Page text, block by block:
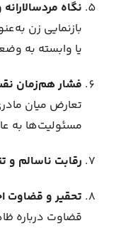
نگاه
بازنمایی زن
یا وابسته به
فشار هم‌زمان
تعارض میان
مسئولیت‌ها به
رقابت ناسالم و
تحقیر و قضاوت
قضاوت درباره